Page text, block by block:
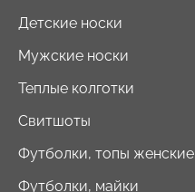
Детские носки
Мужские носки
Теплые колготки
Свитшоты
Футболки, топы женские
Футболки, майки